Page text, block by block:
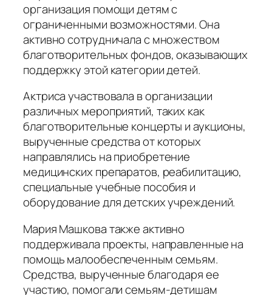
организация помощи детям с
ограниченными возможностями. Она
активно сотрудничала с множеством
благотворительных фондов, оказывающих
поддержку этой категории детей.
Актриса участвовала в организации
различных мероприятий, таких как
благотворительные концерты и аукционы,
вырученные средства от которых
направлялись на приобретение
медицинских препаратов, реабилитацию,
специальные учебные пособия и
оборудование для детских учреждений.
Мария Машкова также активно
поддерживала проекты, направленные на
помощь малообеспеченным семьям.
Средства, вырученные благодаря ее
участию, помогали семьям-детишам